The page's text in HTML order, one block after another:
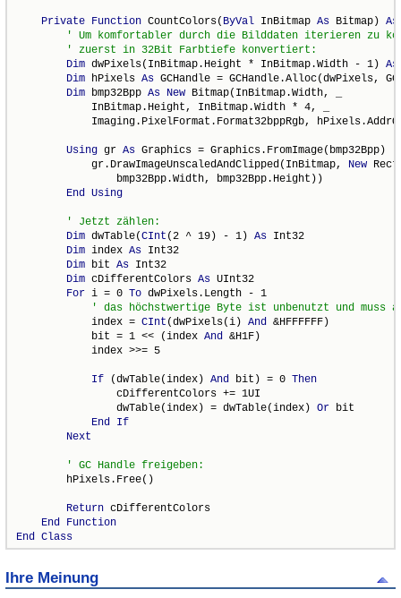
Private Function CountColors( ByVal InBitmap As Bitmap) As
Dim dwPixels(InBitmap.Height * InBitmap.Width - 1) As
Dim hPixels As GCHandle = GCHandle.Alloc(dwPixels,
Dim bmp32Bpp As New Bitmap(InBitmap.Width, _
            InBitmap.Height, InBitmap.Width * 4, _
Imaging.PixelFormat.Format32bppRgb,
Using gr As Graphics = Graphics.FromImage(bmp32Bpp)
            gr.DrawImageUnscaledAndClipped(InBitmap,
New
                bmp32Bpp.Width, bmp32Bpp.Height))
End Using
Dim dwTable(CInt (2 ^ 19) - 1) As Int32
Dim index As Int32
Dim bit As Int32
Dim cDifferentColors As UInt32
For i = 0 To dwPixels.Length - 1
            index =
CInt (dwPixels(i) And &HFFFFFF)
            bit = 1 << (index
And &H1F)
            index >>= 5
If (dwTable(index) And bit) = 0 Then
                cDifferentColors += 1UI
                dwTable(index) = dwTable(index)
Or bit
End If
Next
        hPixels.Free()
Return cDifferentColors
End Function
End Class
Ihre Meinung